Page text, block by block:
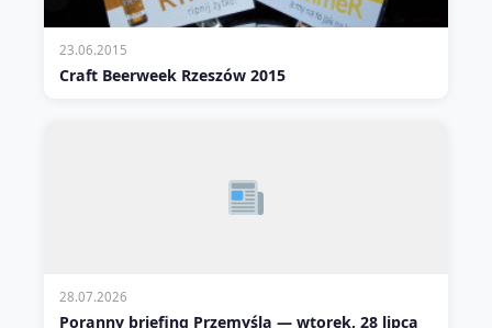
23.06.2015
Craft Beerweek Rzeszów 2015
28.07.2026
Poranny briefing Przemyśla — wtorek, 28 lipca